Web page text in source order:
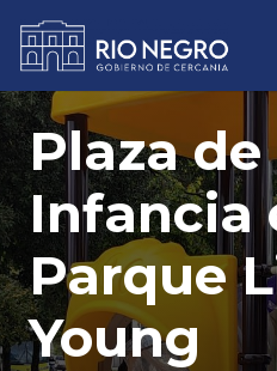
Plaza
Infancia
Parque
Young